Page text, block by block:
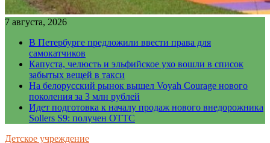
7 августа, 2026
В Петербурге предложили ввести права для
самокатчиков
Капуста, челюсть и эльфийское ухо вошли в список
забытых вещей в такси
На белорусский рынок вышел Voyah Courage нового
поколения за 3 млн рублей
Идет подготовка к началу продаж нового внедорожника
Sollers S9: получен ОТТС
Детское учреждение